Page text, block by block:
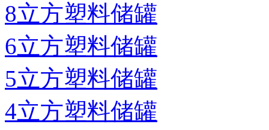
8立方塑料储罐
6立方塑料储罐
5立方塑料储罐
4立方塑料储罐